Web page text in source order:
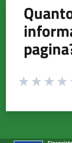
Valuta da 1 a 5